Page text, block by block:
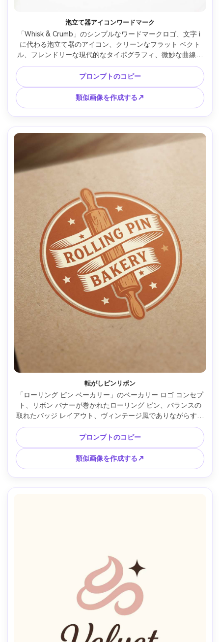
泡立て器アイコンワードマーク
「Whisk & Crumb」のシンプルなワードマークロゴ、文字 i
に代わる泡立て器のアイコン、クリーンなフラット ベクト
ル、フレンドリーな現代的なタイポグラフィ、微妙な曲線、
暖かいニュートラル パレット、小さなサイズでの高い読みや
すさ、ミニマルなブランディング スタイル、無地の白い背
景、85mm レンズ、浅い被写界深度、柔らかい映画的照明 --
ar 4:5
プロンプトのコピー
類似画像を作成する↗
転がしピンリボン
「ローリング ピン ベーカリー」のベーカリー ロゴ コンセプ
ト、リボン バナーが巻かれたローリング ピン、バランスの
取れたバッジ レイアウト、ヴィンテージ風でありながらすっ
きり、2 色のベクトル、名前のクラシックなセリフ フォン
ト、アクセントに小さな星、印刷に優しいデザイン、85mm
レンズ、被写界深度が浅く、柔らかい映画的照明 --ar 4:5
プロンプトのコピー
類似画像を作成する↗